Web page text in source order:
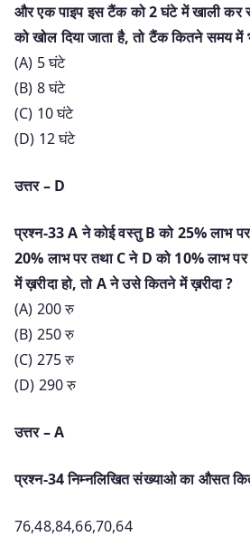
और एक पाइप इस टैंक को 2 घंटे में खाली कर
को खोल दिया जाता है, तो टैंक कितने समय में
(A) 5 घंटे
(B) 8 घंटे
(C) 10 घंटे
(D) 12 घंटे
उत्तर – D
प्रश्न-33 A ने कोई वस्तु B को 25% लाभ
20% लाभ पर तथा C ने D को 10% लाभ
में ख़रीदा हो, तो A ने उसे कितने में ख़रीदा ?
(A) 200 रु
(B) 250 रु
(C) 275 रु
(D) 290 रु
उत्तर – A
प्रश्न-34 निम्नलिखित संख्याओ का औसत
76,48,84,66,70,64